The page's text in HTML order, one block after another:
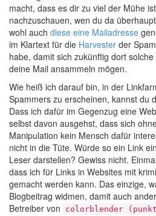
macht, dass es dir zu viel der Mühe
nachzuschauen, wen du da
wohl auch diese eine Mailadresse
im Klartext für die Harvester der
habe, damit sich zukünftig dort
deine Mail ansammeln mögen.
Wie heiß ich darauf bin, in der
Spammers zu erscheinen, kannst du
Dass ich dafür im Gegenzug eine
selbst davon ausgehst, dass sich
Manipulation kein Mensch dafür
nicht in die Tüte. Würde so ein Link
Leser darstellen? Gewiss nicht.
dass ich für Links in Websites mit
gemacht werden kann. Das einzige,
Blogbeitrag widmen, damit auch
Betreiber von
colorblender